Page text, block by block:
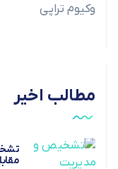
وکیوم تراپی
مطالب اخیر